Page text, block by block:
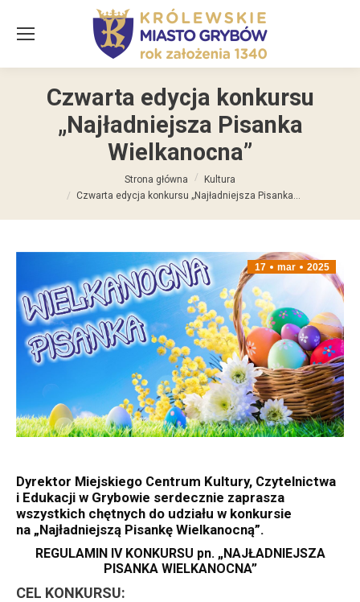
Czwarta edycja konkursu
„Najładniejsza Pisanka
Wielkanocna”
Strona główna
Kultura
Czwarta edycja konkursu „Najładniejsza Pisanka…
mar
17 2025
Dyrektor Miejskiego Centrum Kultury, Czytelnictwa
i Edukacji w Grybowie serdecznie zaprasza
wszystkich chętnych do udziału w konkursie
na „Najładniejszą Pisankę Wielkanocną”.
REGULAMIN IV KONKURSU pn. „NAJŁADNIEJSZA
PISANKA WIELKANOCNA”
CEL KONKURSU: